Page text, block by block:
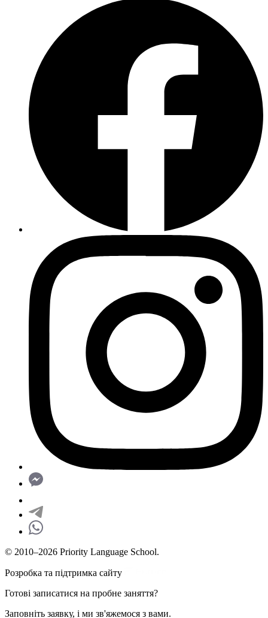
© 2010–2026 Priority Language School.
Розробка та підтримка сайту
Готові записатися на пробне заняття?
Заповніть заявку, і ми зв'яжемося з вами.